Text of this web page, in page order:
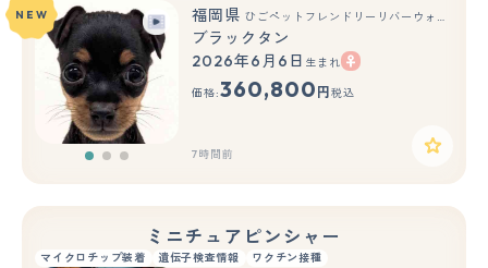
もっと見る
NEW 福岡県 ひごペットフレンドリーリバーウォーク北九州店
ブラックタン
2026年6月6日 生まれ
価格:360,800 円 税込
7時間前
ミニチュアピンシャー
マイクロチップ装着 遺伝子検査情報 ワクチン接種